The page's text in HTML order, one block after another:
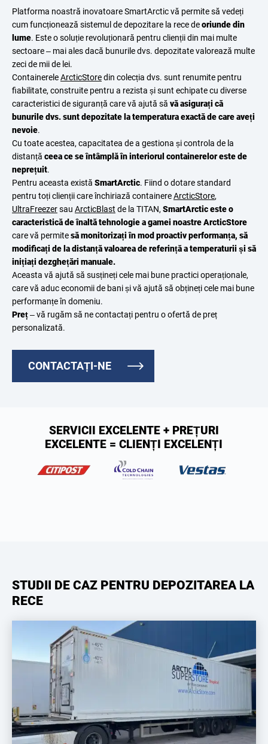
Platforma noastră inovatoare SmartArctic vă permite să vedeți
cum funcționează sistemul de depozitare la rece deoriunde din
lume. Este o soluție revoluționară pentru clienții din mai multe
sectoare – mai ales dacă bunurile dvs. depozitate valorează multe
zeci de mii de lei.
ContainereleArcticStoredin colecția dvs. sunt renumite pentru
fiabilitate, construite pentru a rezista și sunt echipate cu diverse
caracteristici de siguranță care vă ajută să vă asigurați că
bunurile dvs. sunt depozitate la temperatura exactă de care aveți
nevoie.
Cu toate acestea, capacitatea de a gestiona și controla de la
distanță ceea ce se întâmplă în interiorul containerelor este de
neprețuit.
Pentru aceasta există SmartArctic. Fiind o dotare standard
pentru toți clienții care închiriază containereArcticStore,
UltraFreezersau ArcticBlast de la TITAN,SmartArctic este o
caracteristică de înaltă tehnologie a gamei noastre ArcticStore
care vă permitesă monitorizați în mod proactiv performanța, să
modificați de la distanță valoarea de referință a temperaturii și să
inițiați dezghețări manuale.
Aceasta vă ajută să susțineți cele mai bune practici operaționale,
care vă aduc economii de bani și vă ajută să obțineți cele mai bune
performanțe în domeniu.
Preț– vă rugăm să ne contactați pentru o ofertă de preț
personalizată.
CONTACTAȚI-NE
SERVICII EXCELENTE + PREȚURI
EXCELENTE = CLIENȚI EXCELENȚI
STUDII DE CAZ PENTRU DEPOZITAREA LA
RECE